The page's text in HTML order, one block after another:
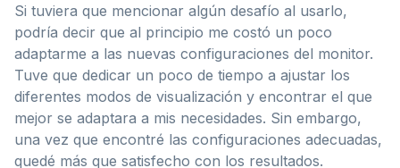
Si tuviera que mencionar algún desafío al usarlo,
podría decir que al principio me costó un poco
adaptarme a las nuevas configuraciones del monitor.
Tuve que dedicar un poco de tiempo a ajustar los
diferentes modos de visualización y encontrar el que
mejor se adaptara a mis necesidades. Sin embargo,
una vez que encontré las configuraciones adecuadas,
quedé más que satisfecho con los resultados.